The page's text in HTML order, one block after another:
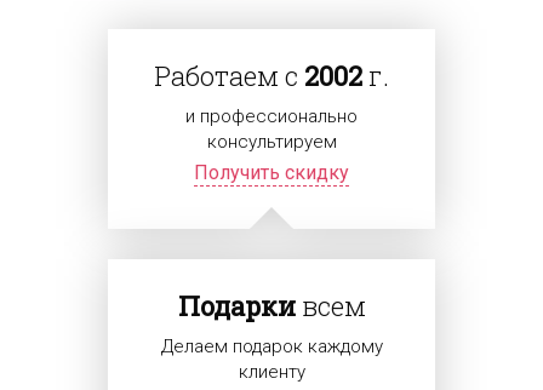
Работаем с 2002 г.
и профессионально
консультируем
Получить скидку
Подаркивсем
Делаем подарок каждому
клиенту